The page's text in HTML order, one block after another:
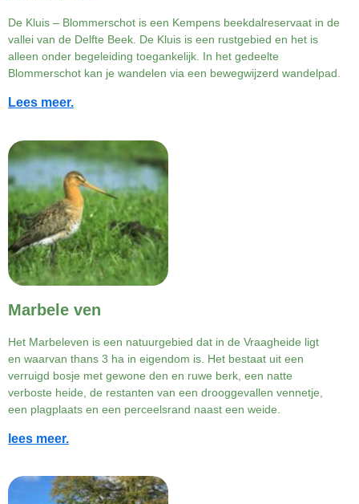
De Kluis – Blommerschot is een Kempens beekdalreservaat in de
vallei van de Delfte Beek. De Kluis is een rustgebied en het is
alleen onder begeleiding toegankelijk. In het gedeelte
Blommerschot kan je wandelen via een bewegwijzerd wandelpad.
Lees meer.
Marbele ven
Het Marbeleven is een natuurgebied dat in de Vraagheide ligt
en waarvan thans 3 ha in eigendom is. Het bestaat uit een
verruigd bosje met gewone den en ruwe berk, een natte
verboste heide, de restanten van een drooggevallen vennetje,
een plagplaats en een perceelsrand naast een weide.
lees meer.